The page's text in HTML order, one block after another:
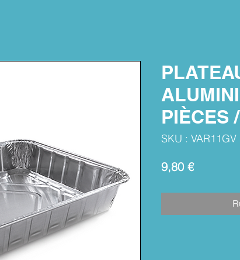
PIÈCES
SKU : VAR11GV
9,80 €Prix